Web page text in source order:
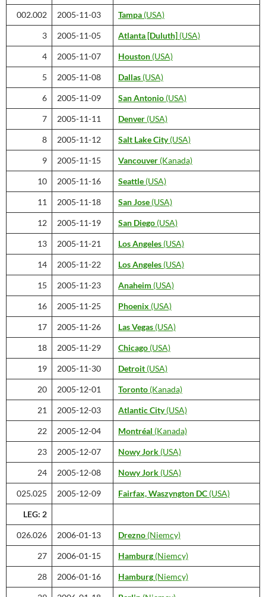
002.002 2005-11-03 Tampa (USA)
3 2005-11-05 Atlanta [Duluth] (USA)
4 2005-11-07 Houston (USA)
5 2005-11-08 Dallas (USA)
6 2005-11-09 San Antonio (USA)
7 2005-11-11 Denver (USA)
8 2005-11-12 Salt Lake City(USA)
9 2005-11-15 Vancouver (Kanada)
10 2005-11-16 Seattle (USA)
11 2005-11-18 San Jose (USA)
12 2005-11-19 San Diego (USA)
13 2005-11-21 Los Angeles (USA)
14 2005-11-22 Los Angeles (USA)
15 2005-11-23 Anaheim (USA)
16 2005-11-25 Phoenix (USA)
17 2005-11-26 Las Vegas (USA)
18 2005-11-29 Chicago (USA)
19 2005-11-30 Detroit (USA)
20 2005-12-01 Toronto (Kanada)
21 2005-12-03 Atlantic City(USA)
22 2005-12-04 Montréal (Kanada)
23 2005-12-07 Nowy Jork (USA)
24 2005-12-08 Nowy Jork (USA)
025.025 2005-12-09 Fairfax,Waszyngton DC (USA)
LEG: 2
026.026 2006-01-13 Drezno (Niemcy)
27 2006-01-15 Hamburg (Niemcy)
28 2006-01-16 Hamburg (Niemcy)